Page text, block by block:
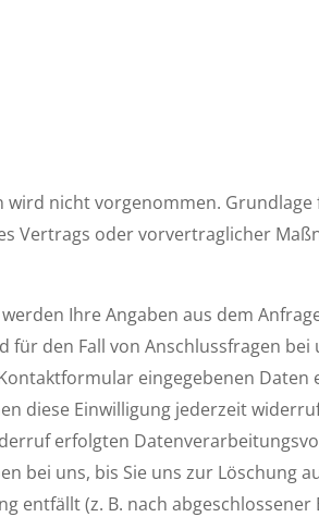
nicht vorge­nommen.
Vertrags oder vorvertraglicher
Ihre Angaben aus dem
den Fall von Anschlussfragen
eingegebenen
diese Einwilligung jederzeit
erfolgten
bei uns, bis Sie uns zur Löschung
entfällt (z. B. nach